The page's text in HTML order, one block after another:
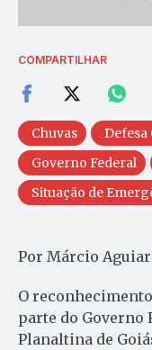
COMPARTILHAR
Chuvas Defesa
Governo Federal
Situação de
Por Márcio
O
parte do Governo
Planaltina de